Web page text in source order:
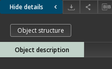
Hide details
Object structure
Object description